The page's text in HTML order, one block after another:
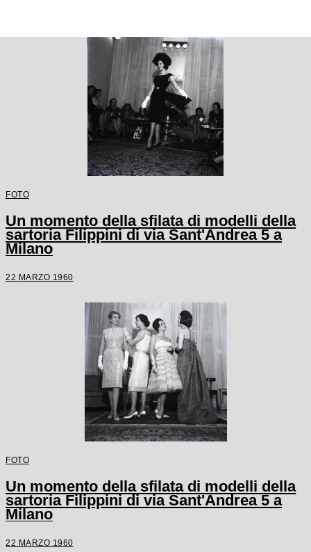
FOTO
Un momento della sfilata di modelli della
sartoria Filippini di via Sant'Andrea 5 a
Milano
22 MARZO 1960
FOTO
Un momento della sfilata di modelli della
sartoria Filippini di via Sant'Andrea 5 a
Milano
22 MARZO 1960